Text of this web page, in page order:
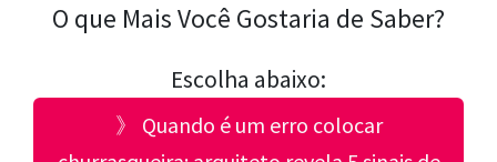
O que Mais Você Gostaria de Saber?
Escolha abaixo:
》 Quando é um erro colocar